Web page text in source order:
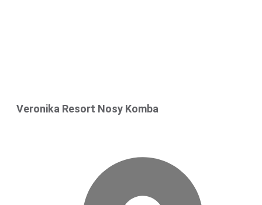
Veronika Resort Nosy Komba